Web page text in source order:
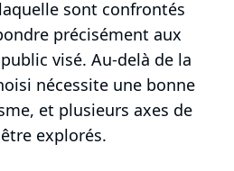
sont confrontés
précisément aux
visé. Au-delà de la
nécessite une bonne
et plusieurs axes de
explorés.